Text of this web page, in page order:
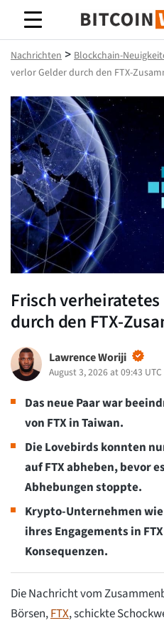
Bitcoin-
Nachrichten > Blockchain-
verlor Gelder durch den FTX-
Frisch
durch den FTX-
Lawrence Woriji
August 3, 2026 at 09:43 UTC
Das neue Paar war
von FTX in Taiwan.
Die Lovebirds konnten
auf FTX abheben, bevor
Abhebungen stoppte.
Krypto-Unternehmen
ihres Engagements in
Konsequenzen.
Die Nachricht vom
Börsen,FTX, schickte